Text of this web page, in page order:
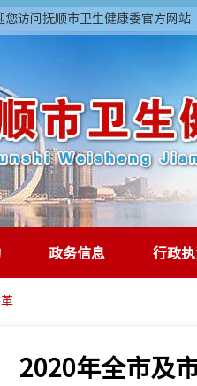
访问抚顺市卫生健康委官方网站
政务信息 行政
2020年全市及